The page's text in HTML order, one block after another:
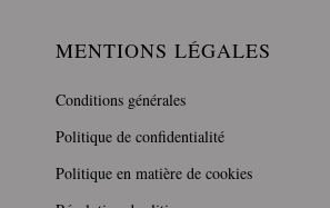
MENTIONS LÉGALES
Conditions générales
Politique de confidentialité
Politique en matière de cookies